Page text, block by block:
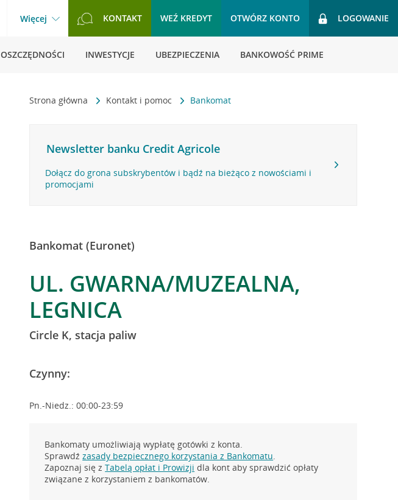
Więcej KONTAKT WEŹ KREDYT OTWÓRZ KONTO LOGOWANIE
OSZCZĘDNOŚCI INWESTYCJE UBEZPIECZENIA BANKOWOŚĆ PRIME
Strona główna Kontakt i pomoc Bankomat
Newsletter banku Credit Agricole
Dołącz do grona subskrybentów i bądź na bieżąco z nowościami i
promocjami
Bankomat (Euronet)
UL. GWARNA/MUZEALNA,
LEGNICA
Circle K, stacja paliw
Czynny:
Pn.-Niedz.: 00:00-23:59
Bankomaty umożliwiają wypłatę gotówki z konta.
Sprawdźzasady bezpiecznego korzystania z Bankomatu.
Zapoznaj się zTabelą opłat i Prowizji dla kont aby sprawdzić opłaty
związane z korzystaniem z bankomatów.